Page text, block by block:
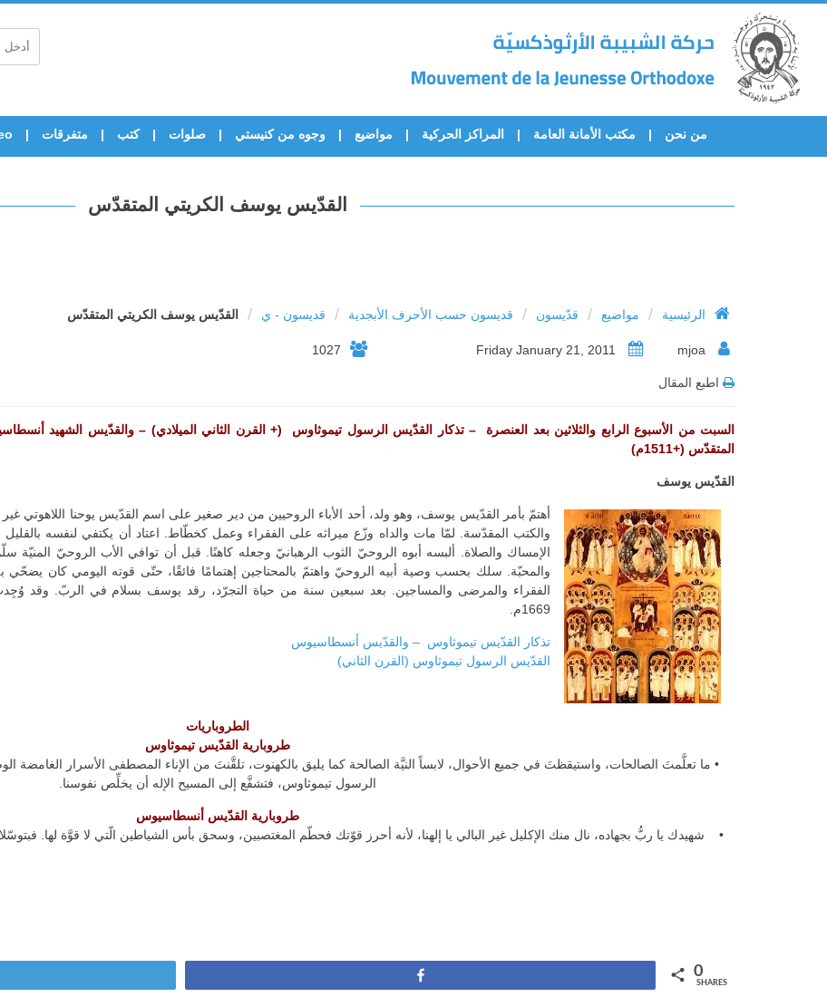
من نحن مكتب الأمانة العامة المراكز الحركية مواضيع وجوه من كنيستي صلوات كتب متفرقات
القدّيس يوسف الكريتي المتقدّس
الرئيسية / مواضيع / قدّيسون / قديسون حسب الأحرف الأبجدية / قديسون - ي / القدّيس يوسف الكريتي المتقدّس
1027
اطبع المقال
المتقدّس (+1511م)
القدّيس يوسف
أهتمّ بأمر القدّيس يوسف، وهو ولد، أحد الأباء الروحيين من دير صغير على اسم القدّيس يوحنا اللاهوتي
والكتب المقدّسة. لمّا مات والداه وزّع ميراثه على الفقراء وعمل كخطّاط. اعتاد أن يكتفي لنفسه
الإمساك والصلاة. ألبسه أبوه الروحيّ الثوب الرهبانيّ وجعله كاهنًا. قبل أن توافي الأب الروحيّ
والمحبّة. سلك بحسب وصية أبيه الروحيّ واهتمّ بالمحتاجين إهتمامًا فائقًا، حتّى قوته اليومي كان
الفقراء والمرضى والمساجين. بعد سبعين سنة من حياة التجرّد، رقد يوسف بسلام في الربّ. وقد
1669م.
تذكار القدّيس تيموثاوس – والقدّيس أنسطاسيوس
القدّيس الرسول تيموثاوس (القرن الثاني)
الطروباريات
طروبارية القدّيس تيموثاوس
• ما تعلَّمتَ الصالحات، واستيقظتَ في جميع الأحوال، لابساً النيَّة الصالحة كما يليق بالكهنوت، تلقَّنتَ من الإناء المصطفى الأسرار الغامضة
الرسول تيموثاوس، فتشفَّع إلى المسيح الإله أن يخلِّص نفوسنا.
طروبارية القدّيس أنسطاسيوس
• شهيدك يا ربُّ بجهاده، نال منك الإكليل غير البالي يا إلهنا، لأنه أحرز قوّتك فحطّم المغتصبين، وسحق بأس الشياطين الّتي لا قوَّة لها.
0
SHARES